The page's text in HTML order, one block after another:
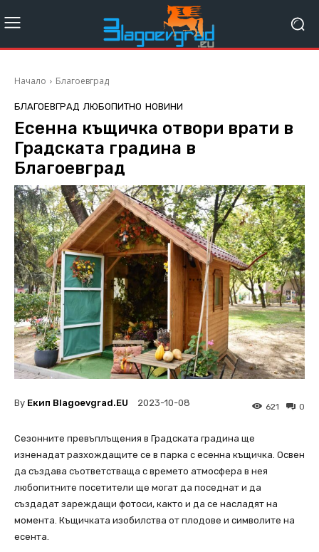
Начало Благоевград
БЛАГОЕВГРАД ЛЮБОПИТНО НОВИНИ
Есенна къщичка отвори врати в
Градската градина в
Благоевград
By Екип Blagoevgrad.EU 2023-10-08 0
621
Сезонните превъплъщения в Градската градина ще
изненадат разхождащите се в парка с есенна къщичка. Освен
да създава съответстваща с времето атмосфера в нея
любопитните посетители ще могат да поседнат и да
създадат зареждащи фотоси, както и да се насладят на
момента. Къщичката изобилства от плодове и символите на
есента.